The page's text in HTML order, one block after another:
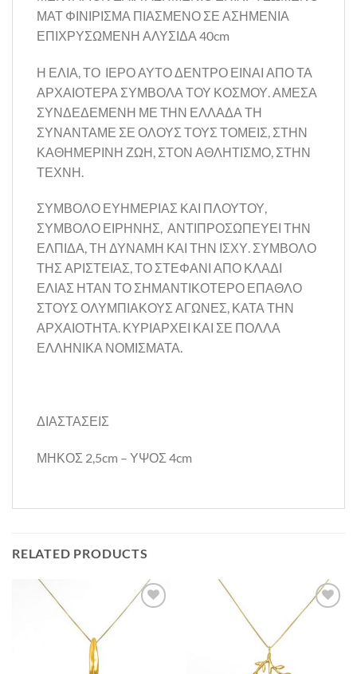
ΜΑΤ ΦΙΝΙΡΙΣΜΑ ΠΙΑΣΜΕΝΟ ΣΕ ΑΣΗΜΕΝΙΑ
ΕΠΙΧΡΥΣΩΜΕΝΗ ΑΛΥΣΙΔΑ 40cm
Η ΕΛΙΑ, ΤΟ ΙΕΡΟ ΑΥΤΟ ΔΕΝΤΡΟ ΕΙΝΑΙ ΑΠΟ ΤΑ
ΑΡΧΑΙΟΤΕΡΑ ΣΥΜΒΟΛΑ ΤΟΥ ΚΟΣΜΟΥ. ΑΜΕΣΑ
ΣΥΝΔΕΔΕΜΕΝΗ ΜΕ ΤΗΝ ΕΛΛΑΔΑ ΤΗ
ΣΥΝΑΝΤΑΜΕ ΣΕ ΟΛΟΥΣ ΤΟΥΣ ΤΟΜΕΙΣ, ΣΤΗΝ
ΚΑΘΗΜΕΡΙΝΗ ΖΩΗ, ΣΤΟΝ ΑΘΛΗΤΙΣΜΟ, ΣΤΗΝ
ΤΕΧΝΗ.
ΣΥΜΒΟΛΟ ΕΥΗΜΕΡΙΑΣ ΚΑΙ ΠΛΟΥΤΟΥ,
ΣΥΜΒΟΛΟ ΕΙΡΗΝΗΣ, ΑΝΤΙΠΡΟΣΩΠΕΥΕΙ ΤΗΝ
ΕΛΠΙΔΑ, ΤΗ ΔΥΝΑΜΗ ΚΑΙ ΤΗΝ ΙΣΧΥ. ΣΥΜΒΟΛΟ
ΤΗΣ ΑΡΙΣΤΕΙΑΣ, ΤΟ ΣΤΕΦΑΝΙ ΑΠΟ ΚΛΑΔΙ
ΕΛΙΑΣ ΗΤΑΝ ΤΟ ΣΗΜΑΝΤΙΚΟΤΕΡΟ ΕΠΑΘΛΟ
ΣΤΟΥΣ ΟΛΥΜΠΙΑΚΟΥΣ ΑΓΩΝΕΣ, ΚΑΤΑ ΤΗΝ
ΑΡΧΑΙΟΤΗΤΑ. ΚΥΡΙΑΡΧΕΙ ΚΑΙ ΣΕ ΠΟΛΛΑ
ΕΛΛΗΝΙΚΑ ΝΟΜΙΣΜΑΤΑ.
ΔΙΑΣΤΑΣΕΙΣ
ΜΗΚΟΣ 2,5cm – ΥΨΟΣ 4cm
RELATED PRODUCTS
Προσθήκη
Προσθήκη